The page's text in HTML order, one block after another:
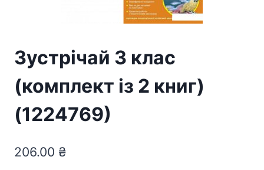
Зустрічай 3 клас
(комплект із 2 книг)
(1224769)
206.00 ₴